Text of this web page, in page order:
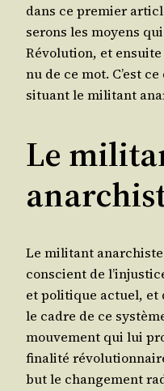
dans ce pre­mier
se­rons les moyens
Révo­lu­tion, et
nu de ce mot. C’est
situant le mili­tant
Le
Le mili­tant anar­chiste
conscient de
et poli­tique actuel, et
le cadre de ce
mou­ve­ment qui lui
fina­li­té
but le chan­ge­ment